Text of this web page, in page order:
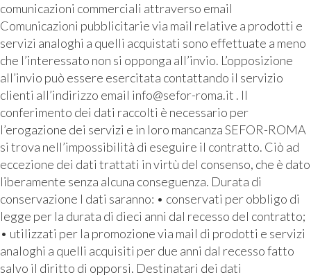
comunicazioni commerciali attraverso email
Comunicazioni pubblicitarie via mail relative a prodotti e
servizi analoghi a quelli acquistati sono effettuate a meno
che l’interessato non si opponga all’invio. L’opposizione
all’invio può essere esercitata contattando il servizio
clienti all’indirizzo email info@sefor-roma.it . Il
conferimento dei dati raccolti è necessario per
l’erogazione dei servizi e in loro mancanza SEFOR-ROMA
si trova nell’impossibilità di eseguire il contratto. Ciò ad
eccezione dei dati trattati in virtù del consenso, che è dato
liberamente senza alcuna conseguenza. Durata di
conservazione I dati saranno: • conservati per obbligo di
legge per la durata di dieci anni dal recesso del contratto;
• utilizzati per la promozione via mail di prodotti e servizi
analoghi a quelli acquisiti per due anni dal recesso fatto
salvo il diritto di opporsi. Destinatari dei dati